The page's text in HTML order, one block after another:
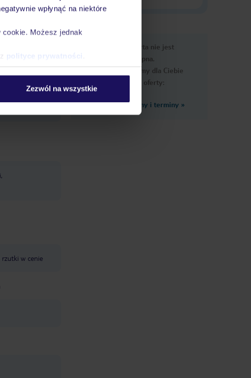
wpłynąć na niektóre
Możesz jednak
polityce prywatności
Zezwól na wszystkie
rzutki w cenie
Ups, ta oferta nie jest
dostępna.
Przygotowaliśmy dla Ciebie
podobne oferty:
Zobacz inne ceny i terminy »